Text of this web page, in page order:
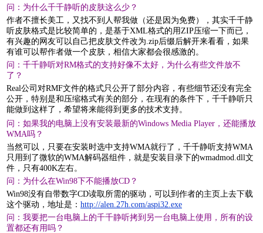
问：为什么千千静听的皮肤这么少？
作者不擅长美工，又找不到人帮我做（还是因为免费），其实千千静
听皮肤格式是比较简单的，是基于XML格式的用ZIP压缩一下而已，
有兴趣的网友可以自己把皮肤文件改为.zip后缀后解开来看看，如果
有谁可以帮作者做一个皮肤，相信大家都会很感激的。
问：千千静听对RM格式的支持好像不太好，为什么有些文件放不
了？
Real公司对RMF文件的格式只公开了部分内容，有些细节还没有完全
公开，特别是和压缩格式有关的部分，在现有的条件下，千千静听只
能做到这样了，希望将来能得到更多的技术支持。
问：如果我的电脑上没有安装最新的Windows Media Player，还能播放
WMA吗？
当然可以，只要在安装时选中支持WMA就行了，千千静听支持WMA
只用到了微软的WMA解码器组件，就是安装目录下的wmadmod.dll文
件，只有400K左右。
问：为什么在Win98下不能播放CD？
Win98没有自带数字CD读取所需的驱动，可以到作者的主页上去下载
这个驱动，地址是： http://alen.27h.com/aspi32.exe
问：我要把一台电脑上的千千静听拷到另一台电脑上使用，所有的设
置都还有用吗？